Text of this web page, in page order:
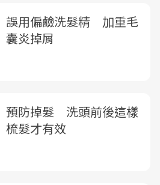
誤用偏鹼洗髮精 加重毛
囊炎掉屑
預防掉髮 洗頭前後這樣
梳髮才有效